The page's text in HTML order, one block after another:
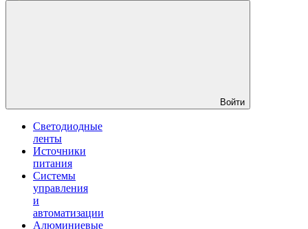
Войти
Светодиодные
ленты
Источники
питания
Системы
управления
и
автоматизации
Алюминиевые